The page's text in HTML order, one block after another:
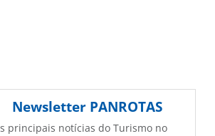
Newsletter PANROTAS
principais notícias do Turismo no